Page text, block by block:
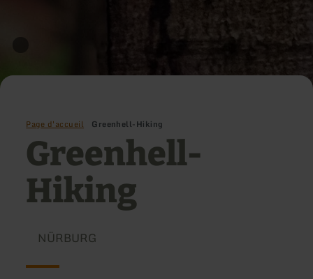
Page d'accueil Greenhell-Hiking
Greenhell-
Hiking
NÜRBURG